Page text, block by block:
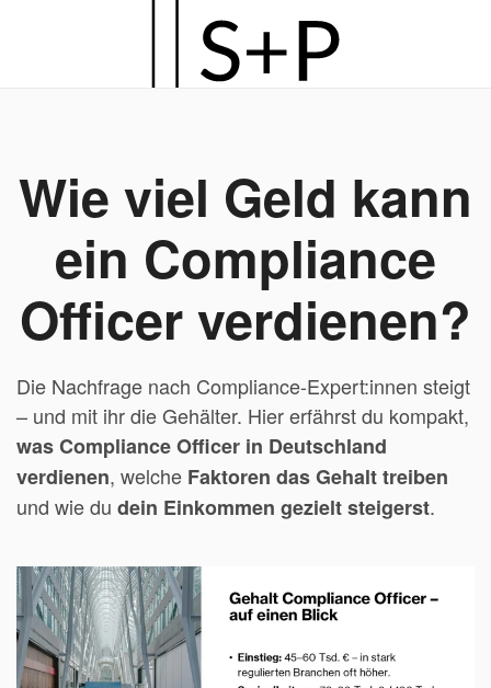
Wie viel Geld kann
ein Compliance
Officer verdienen?
Die Nachfrage nach Compliance-Expert:innen steigt
– und mit ihr die Gehälter. Hier erfährst du kompakt,
was Compliance Officer in Deutschland
verdienen, welche Faktoren das Gehalt treiben
und wie du dein Einkommen gezielt steigerst.